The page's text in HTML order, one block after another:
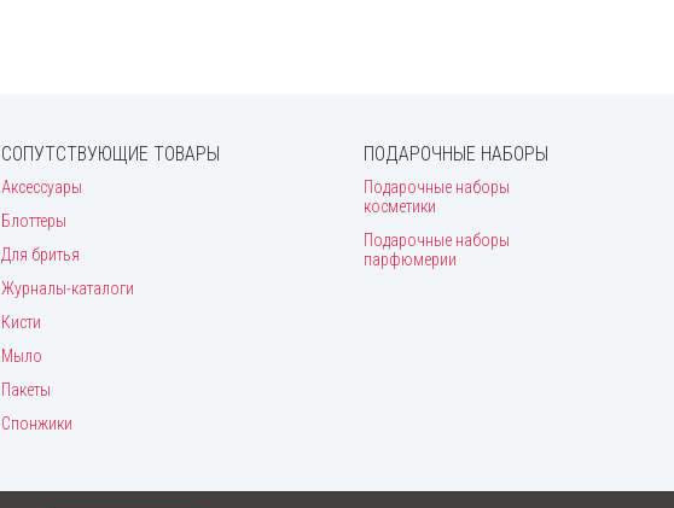
СОПУТСТВУЮЩИЕ ТОВАРЫ
Аксессуары
Блоттеры
Для бритья
Журналы-каталоги
Кисти
Мыло
Пакеты
Спонжики
ПОДАРОЧНЫЕ НАБОРЫ
Подарочные наборы
косметики
Подарочные наборы
парфюмерии